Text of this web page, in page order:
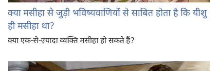
क्या मसीहा से जुड़ी भविष्यवाणियों से साबित होता है कि यीशु
ही मसीहा था?
क्या एक-से-ज़्यादा व्यक्‍ति मसीहा हो सकते हैं?